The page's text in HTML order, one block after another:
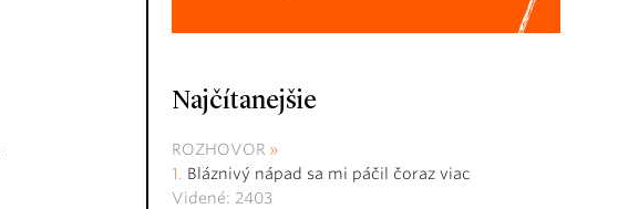
Najčítanejšie
ROZHOVOR
Bláznivý nápad sa mi páčil čoraz viac
Videné: 2403